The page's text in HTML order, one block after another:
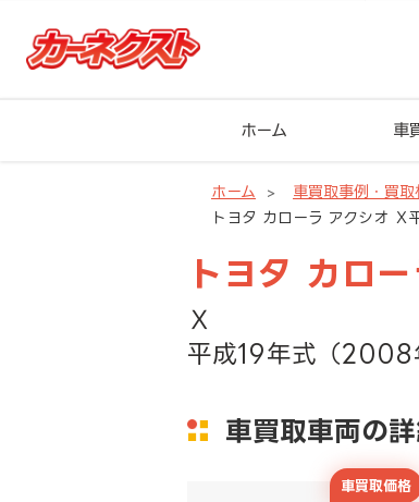
ホーム 車
ホーム 車買取事例・買取
トヨタ カローラ アクシオ
トヨタ カロ
Ｘ
平成19年式（
車買取車両の詳
車買取価格